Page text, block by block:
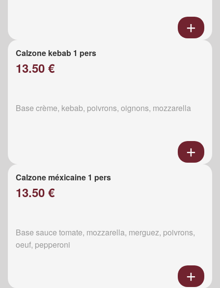
Calzone kebab 1 pers
13.50 €
Base crème, kebab, poivrons, oignons, mozzarella
Calzone méxicaine 1 pers
13.50 €
Base sauce tomate, mozzarella, merguez, poivrons,
oeuf, pepperoni